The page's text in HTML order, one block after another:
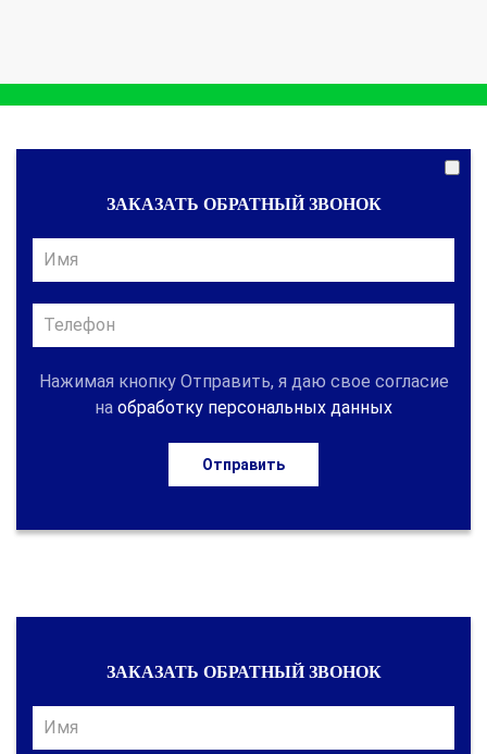
ЗАКАЗАТЬ ОБРАТНЫЙ ЗВОНОК
Нажимая кнопку Отправить, я даю свое согласие
на обработку персональных данных
Отправить
ЗАКАЗАТЬ ОБРАТНЫЙ ЗВОНОК